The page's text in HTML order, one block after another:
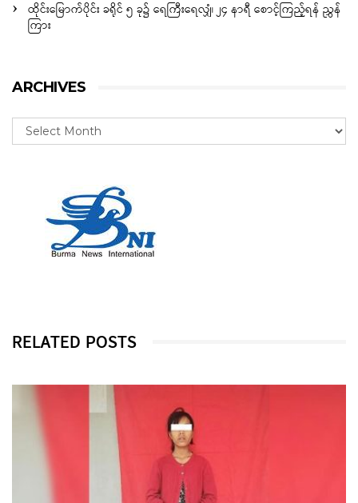
ထိုင်းမြောက်ပိုင်း ခရိုင် ၅ ခု၌ ရေကြီးရေလျှံ၊ ၂၄ နာရီ စောင့်ကြည့်ရန် ညွှန်
ကြား
ARCHIVES
RELATED POSTS